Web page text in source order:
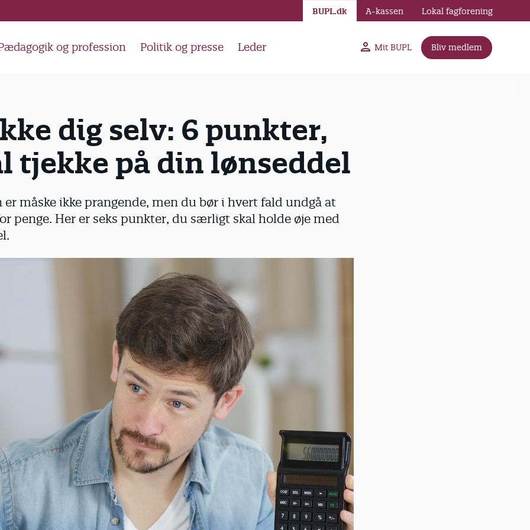
og profession Politik og presse Leder Mit BUPL Bliv medlem
BUPL.dk A-kassen Lokal fagforening
dig selv: 6 punkter,
tjekke på din lønseddel
måske ikke prangende, men du bør i hvert fald undgå at
penge. Her er seks punkter, du særligt skal holde øje med